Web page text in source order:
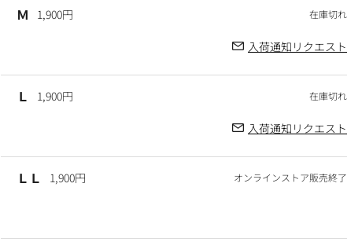
Ｍ 1,900円
入荷通知リクエスト
Ｌ 1,900円
入荷通知リクエスト
ＬＬ 1,900円 オンラインストア販売終了